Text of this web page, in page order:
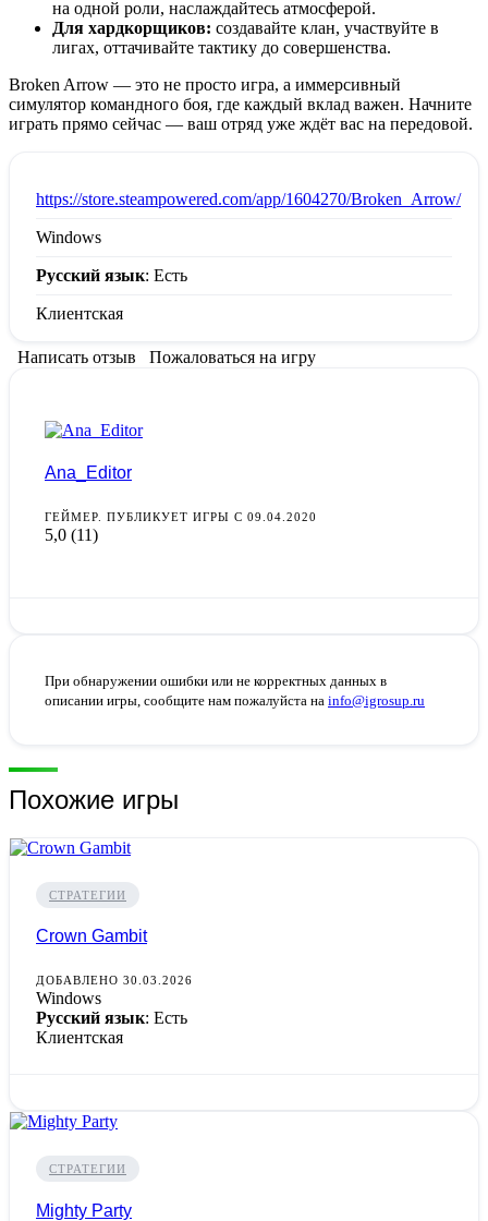
на одной роли, наслаждайтесь атмосферой.
Для хардкорщиков: создавайте клан, участвуйте в
лигах, оттачивайте тактику до совершенства.
Broken Arrow — это не просто игра, а иммерсивный
симулятор командного боя, где каждый вклад важен. Начните
играть прямо сейчас — ваш отряд уже ждёт вас на передовой.
https://store.steampowered.com/app/1604270/Broken_Arrow/
Windows
Русский язык: Есть
Клиентская
Написать отзыв Пожаловаться на игру
Ana_Editor
ГЕЙМЕР. ПУБЛИКУЕТ ИГРЫ С 09.04.2020
5,0 (11)
При обнаружении ошибки или не корректных данных в
описании игры, сообщите нам пожалуйста на info@igrosup.ru
Похожие игры
СТРАТЕГИИ
Crown Gambit
ДОБАВЛЕНО 30.03.2026
Windows
Русский язык: Есть
Клиентская
СТРАТЕГИИ
Mighty Party